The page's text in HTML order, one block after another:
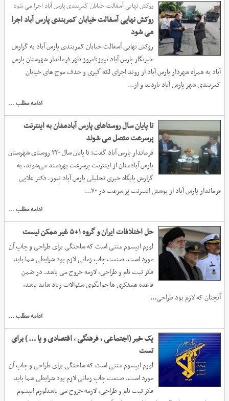
روکش نهایی آسفالت خیابان کمربندی پارس آباد اجرا می شود
روکش نهایی آسفالت خیابان کمربندی پارس آباد اجرا
می شود
روکش نهایی آسفالت خیابان کمربندی پارس آباد به گزارش
خبرنگار پارس آباد نیوز:امروز ظهر فرماندار شهرستان پارس
آباد به همراه شهردار پارس آباد از روند اجرای لکه گیری و حذف موج های خیابان
کمربندی شهر پارس آباد بازدید و از...
ادامه مطلب ...
تا پایان سال روستاهای پارس آبادمغان به اینترنت
پرسرعت متصل می شوند
فرماندار پارس آباد گفت: تا پایان سال ۲۲۰ روستای شهرستان
پارس آبادمغان از اینترنت پرسرعت بهره‌مند می‌شوند. به
گزارش پایگاه خبری تحلیلی پارس آباد نیوز، دکتر علایی
فرماندار پارس آباد از پوشش اینترنت پر سرعت در ۷۰...
ادامه مطلب ...
حل اختلافات ایران و گروه ۱+۵ غیر ممکن نیست
لورم ایپسوم متنی است که ساختگی برای طراحی و چاپ آن
مورد است. صنعت چاپ زمانی لازم بود شرایطی شما باید
فکر ثبت نام و طراحی، لازمه خروج می باشد. در ضمن
قاعده همفکری ها جوابگوی سئوالات زیاد شاید باشد،
آنچنان که لازم بود طراحی...
ادامه مطلب ...
یک خبر (اجتماعی , فرهنگی , اقتصادی و یا … ) برای
تست
لورم ایپسوم متنی است که ساختگی برای طراحی و چاپ آن
مورد است. صنعت چاپ زمانی لازم بود شرایطی شما باید
فکر ثبت نام و طراحی، لازمه خروج می باشدلورم ایپسوم